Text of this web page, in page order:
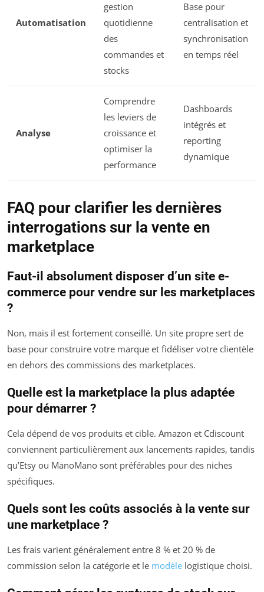
Automatisation
gestion
quotidienne
des
commandes et
stocks
Base pour
centralisation et
synchronisation
en temps réel
Analyse
Comprendre
les leviers de
croissance et
optimiser la
performance
Dashboards
intégrés et
reporting
dynamique
FAQ pour clarifier les dernières
interrogations sur la vente en
marketplace
Faut-il absolument disposer d’un site e-
commerce pour vendre sur les marketplaces
?
Non, mais il est fortement conseillé. Un site propre sert de
base pour construire votre marque et fidéliser votre clientèle
en dehors des commissions des marketplaces.
Quelle est la marketplace la plus adaptée
pour démarrer ?
Cela dépend de vos produits et cible. Amazon et Cdiscount
conviennent particulièrement aux lancements rapides, tandis
qu’Etsy ou ManoMano sont préférables pour des niches
spécifiques.
Quels sont les coûts associés à la vente sur
une marketplace ?
Les frais varient généralement entre 8 % et 20 % de
commission selon la catégorie et le modèle logistique choisi.